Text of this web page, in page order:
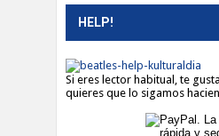
HELP!
Si eres lector habitual, te
quieres que lo sigamos